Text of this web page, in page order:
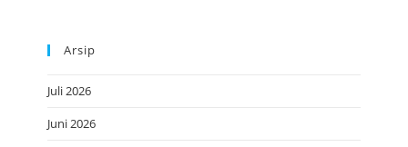
Arsip
Juli 2026
Juni 2026